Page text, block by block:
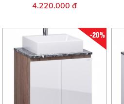
4.220.000 đ
-20%